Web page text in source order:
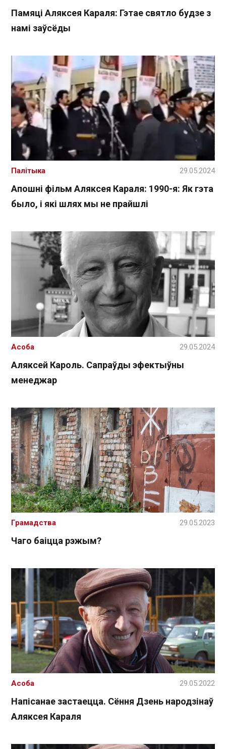
Памяці Аляксея Караля: Гэтае святло будзе з
намі заўсёды
Апошні фільм Аляксея Караля: 1990-я: Як гэта
было, і які шлях мы не прайшлі
Палітыка 29.05.2024
Аляксей Кароль. Сапраўды эфектыўны
менеджар
Асоба 29.05.2024
Чаго баіцца рэжым?
Грамадства 29.05.2023
Напісанае застаецца. Сёння Дзень народзінаў
Аляксея Караля
Асоба 29.05.2022